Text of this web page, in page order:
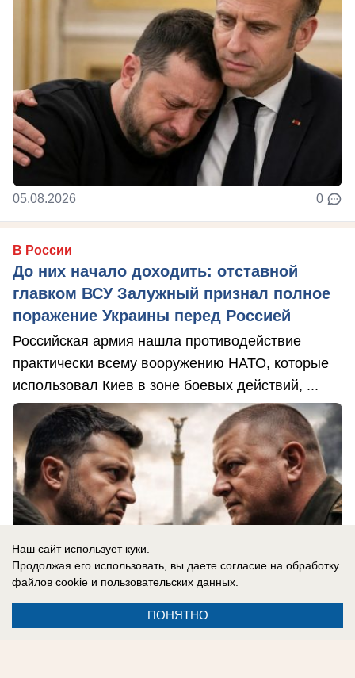
05.08.2026 0
В России
До них начало доходить: отставной
главком ВСУ Залужный признал полное
поражение Украины перед Россией
Российская армия нашла противодействие
практически всему вооружению НАТО, которые
использовал Киев в зоне боевых действий, ...
Наш сайт использует куки.
Продолжая его использовать, вы даете согласие на обработку
файлов cookie и пользовательских данных.
ПОНЯТНО